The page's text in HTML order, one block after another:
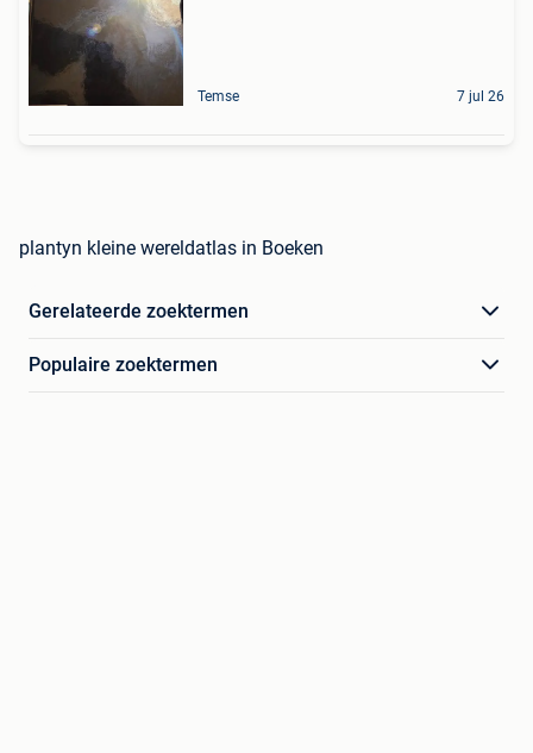
Temse 7 jul 26
plantyn kleine wereldatlas in Boeken
Gerelateerde zoektermen
Populaire zoektermen